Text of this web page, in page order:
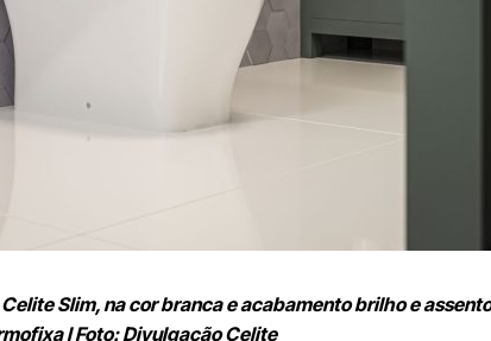
Slim, na cor branca e acabamento brilho e
l Foto: Divulgação Celite